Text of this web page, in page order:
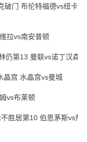
门 布伦特福德vs纽卡斯
拉vs南安普顿
第13 曼联vs诺丁汉森林
晶宫 水晶宫vs曼城
vs布莱顿
胜居第10 伯恩茅斯vs热